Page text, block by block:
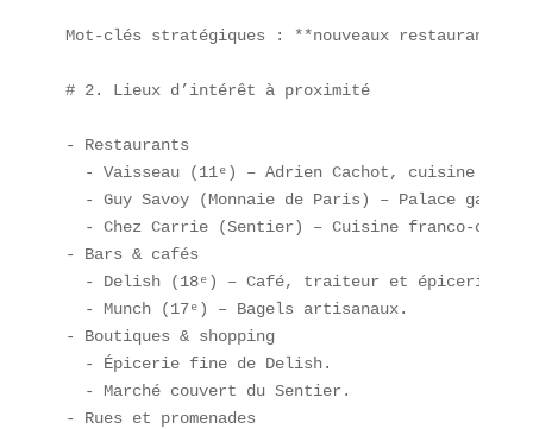
Mot-clés stratégiques : **nouveaux restaurants
# 2. Lieux d’intérêt à proximité
- Restaurants
- Vaisseau (11ᵉ) – Adrien Cachot, cuisine
- Guy Savoy (Monnaie de Paris) – Palace
- Chez Carrie (Sentier) – Cuisine franco-
- Bars & cafés
- Delish (18ᵉ) – Café, traiteur et épicerie
  - Munch (17ᵉ) – Bagels artisanaux.
- Boutiques & shopping
  - Épicerie fine de Delish.
  - Marché couvert du Sentier.
- Rues et promenades